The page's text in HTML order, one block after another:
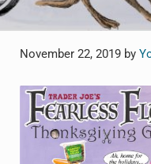
November 22, 2019 by